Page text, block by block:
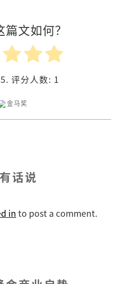
文如何？
评分人数: 1
金马奖
话说
into post a comment.